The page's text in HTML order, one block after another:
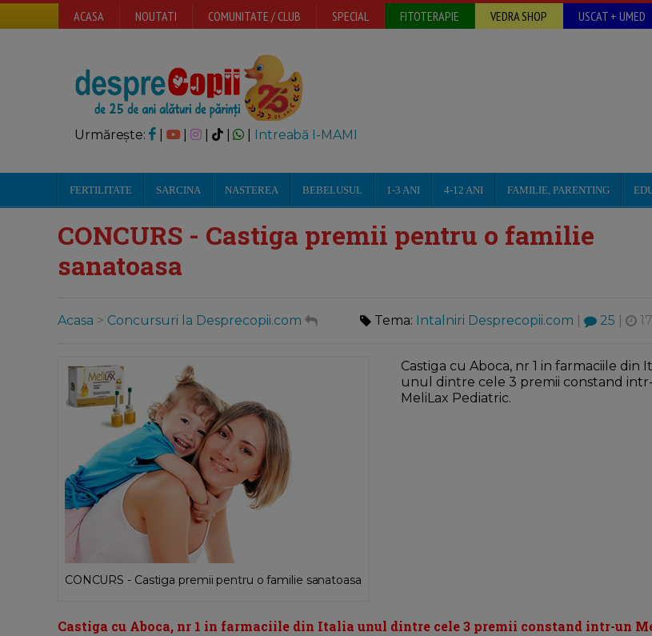
ACASA NOUTATI COMUNITATE / CLUB SPECIAL FITOTERAPIE VEDRA SHOP USCAT + UMED
Urmărește: | | Intreabă I-MAMI
FERTILITATE SARCINA NASTEREA BEBELUSUL 1-3 ANI 4-12 ANI FAMILIE, PARENTING
CONCURS - Castiga premii pentru o familie
sanatoasa
Acasa > Concursuri la Desprecopii.com Tema: Intalniri Desprecopii.com 25
CONCURS - Castiga premii pentru o familie sanatoasa
Castiga cu Aboca, nr 1 in farmaciile din
unul dintre cele 3 premii constand
MeliLax Pediatric.
Castiga cu Aboca, nr 1 in farmaciile din Italia unul dintre cele 3 premii constand intr-un